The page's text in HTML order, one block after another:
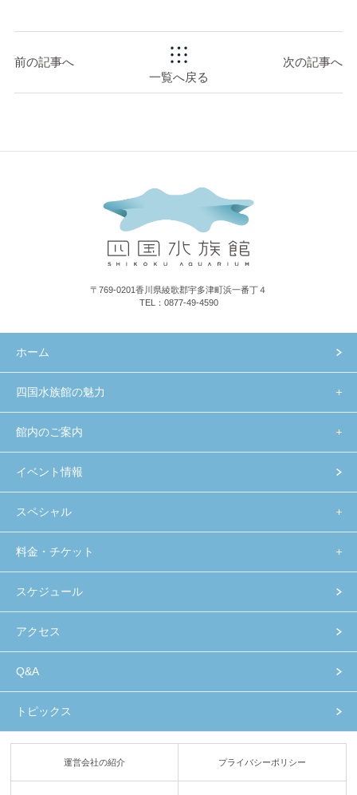
前の記事へ
一覧へ戻る
次の記事へ
〒769-0201香川県綾歌郡宇多津町浜一番丁４
TEL：0877-49-4590
ホーム
四国水族館の魅力
館内のご案内
イベント情報
スペシャル
料金・チケット
スケジュール
アクセス
Q&A
トピックス
運営会社の紹介 プライバシーポリシー